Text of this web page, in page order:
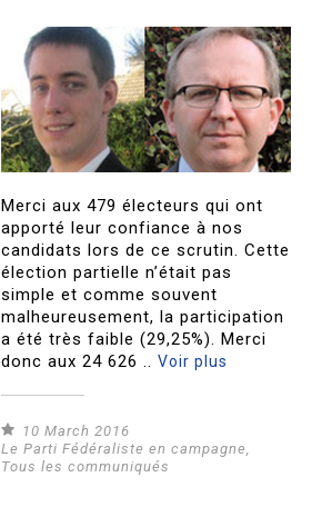
Merci aux 479 électeurs qui ont
apporté leur confiance à nos
candidats lors de ce scrutin. Cette
élection partielle n’était pas
simple et comme souvent
malheureusement, la participation
a été très faible (29,25%). Merci
donc aux 24 626 ..Voir plus
10 March 2016
Le Parti Fédéraliste en campagne
Tous les communiqués